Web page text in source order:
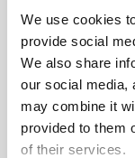
We use cookies
provide social
We also share
our social media,
may combine it
provided to them
of their services.